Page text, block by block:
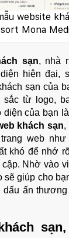
website
Mona
sạn, nhà
hiện đại,
sạn của
từ logo,
của bạn
khách sạn,
web như
khó để nhớ
Nhờ vào
sẽ giúp cho
dấu ấn thương